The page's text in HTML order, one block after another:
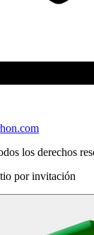
los derechos
por invitación